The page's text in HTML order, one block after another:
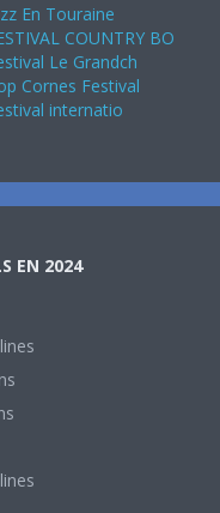
En Touraine
COUNTRY BO
Le Grandch
Cornes Festival
internatio
EN 2024